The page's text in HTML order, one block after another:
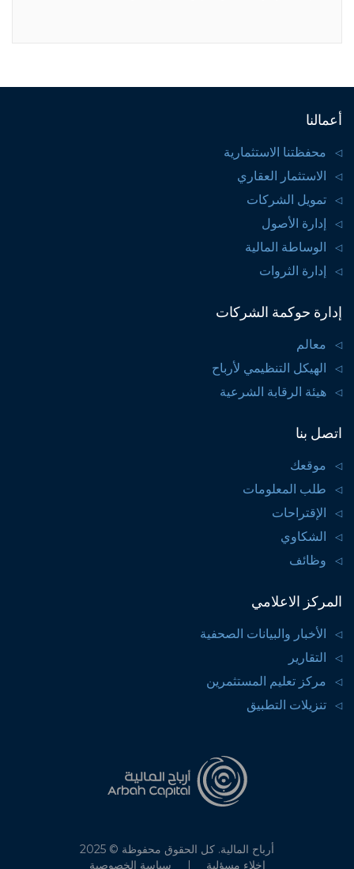
أعمالنا
محفظتنا الاستثمارية
الاستثمار العقاري
تمويل الشركات
إدارة الأصول
الوساطة المالية
إدارة الثروات
إدارة حوكمة الشركات
معالم
الهيكل التنظيمي لأرباح
هيئة الرقابة الشرعية
اتصل بنا
موقعك
طلب المعلومات
الإقتراحات
الشكاوي
وظائف
المركز الاعلامي
الأخبار والبيانات الصحفية
التقارير
مركز تعليم المستثمرين
تنزيلات التطبيق
أرباح المالية. كل الحقوق محفوظة © 2025
إخلاء مسؤلية
سياسة الخصوصية